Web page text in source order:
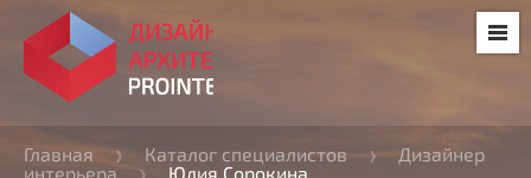
Главная Каталог специалистов
Дизайнер
интерьера
Юлия Сорокина